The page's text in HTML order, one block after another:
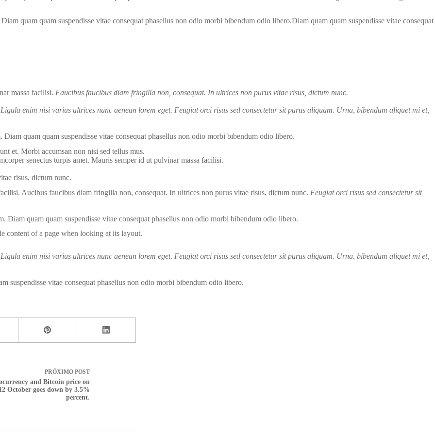
quam quam suspendisse vitae consequat phasellus non odio morbi bibendum odio libero.Diam quam quam suspendisse vitae consequat
massa facilisi. Faucibus faucibus diam fringilla non, consequat. In ultrices non purus vitae risus, dictum nunc.
enim nisi varius ultrices nunc aenean lorem eget. Feugiat orci risus sed consectetur sit purus aliquam. Urna, bibendum aliquet mi et,
quam quam suspendisse vitae consequat phasellus non odio morbi bibendum odio libero.
et. Morbi accumsan non nisi sed tellus mus.
senectus turpis amet. Mauris semper id ut pulvinar massa facilisi.
risus, dictum nunc.
Aucibus faucibus diam fringilla non, consequat. In ultrices non purus vitae risus, dictum nunc. Feugiat orci risus sed consectetur sit
Diam quam quam suspendisse vitae consequat phasellus non odio morbi bibendum odio libero.
content of a page when looking at its layout.
enim nisi varius ultrices nunc aenean lorem eget. Feugiat orci risus sed consectetur sit purus aliquam. Urna, bibendum aliquet mi et,
suspendisse vitae consequat phasellus non odio morbi bibendum odio libero.
PRÓXIMO POST
and Bitcoin price on
October goes down by 3.5%
percent.